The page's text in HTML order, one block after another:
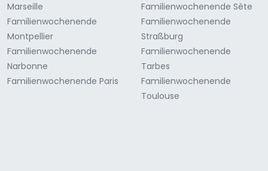
Marseille
Familienwochenende
Montpellier
Familienwochenende
Narbonne
Familienwochenende Paris
Familienwochenende Sète
Familienwochenende
Straßburg
Familienwochenende
Tarbes
Familienwochenende
Toulouse